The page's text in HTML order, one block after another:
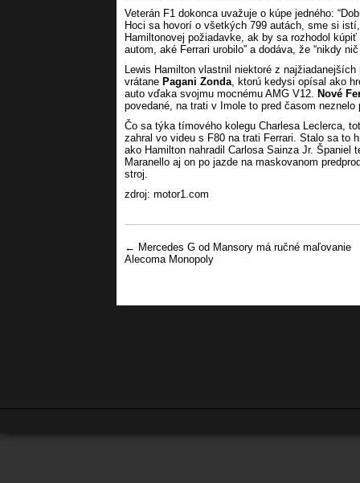
Veterán F1 dokonca uvažuje o kúpe jedného:
Hoci sa hovorí o všetkých 799 autách, sme si
Hamiltonovej požiadavke, ak by sa rozhodol kúpiť
autom, aké Ferrari urobilo” a dodáva, že “nikdy
Lewis Hamilton vlastnil niektoré z najžiadanejších
vrátane Pagani Zonda, ktorú kedysi opísal ako
auto vďaka svojmu mocnému AMG V12. Nové
povedané, na trati v Imole to pred časom neznelo
Čo sa týka tímového kolegu Charlesa Leclerca,
zahral vo videu s F80 na trati Ferrari. Stalo sa to
ako Hamilton nahradil Carlosa Sainza Jr.
Maranello aj on po jazde na maskovanom
stroj.
zdroj: motor1.com
Post navigation
← Mercedes G od Mansory má ručné maľovanie
Alecoma Monopoly